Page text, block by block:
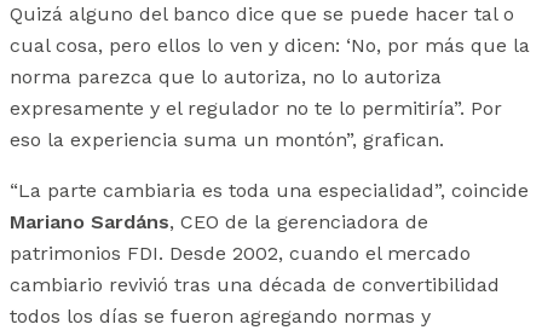
Quizá alguno del banco dice que se puede hacer tal o
cual cosa, pero ellos lo ven y dicen: ‘No, por más que la
norma parezca que lo autoriza, no lo autoriza
expresamente y el regulador no te lo permitiría”. Por
eso la experiencia suma un montón”, grafican.
“La parte cambiaria es toda una especialidad”, coincide
Mariano Sardáns, CEO de la gerenciadora de
patrimonios FDI. Desde 2002, cuando el mercado
cambiario revivió tras una década de convertibilidad
todos los días se fueron agregando normas y